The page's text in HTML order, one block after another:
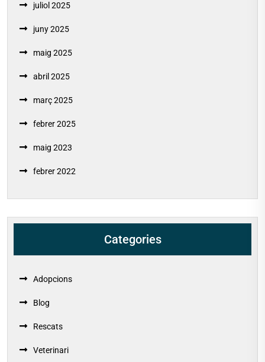
juliol 2025
juny 2025
maig 2025
abril 2025
març 2025
febrer 2025
maig 2023
febrer 2022
Categories
Adopcions
Blog
Rescats
Veterinari